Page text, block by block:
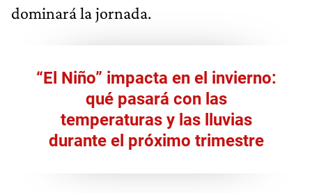
dominará la jornada.
“El Niño” impacta en el invierno:
qué pasará con las
temperaturas y las lluvias
durante el próximo trimestre